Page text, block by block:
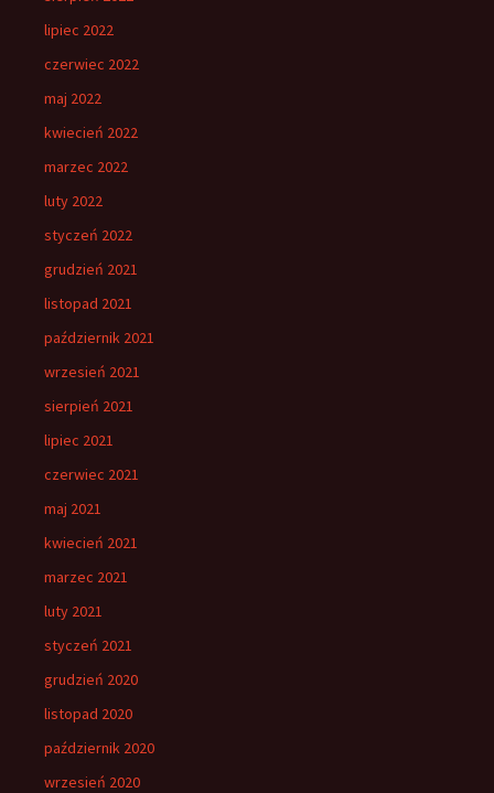
lipiec 2022
czerwiec 2022
maj 2022
kwiecień 2022
marzec 2022
luty 2022
styczeń 2022
grudzień 2021
listopad 2021
październik 2021
wrzesień 2021
sierpień 2021
lipiec 2021
czerwiec 2021
maj 2021
kwiecień 2021
marzec 2021
luty 2021
styczeń 2021
grudzień 2020
listopad 2020
październik 2020
wrzesień 2020